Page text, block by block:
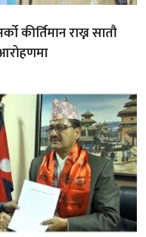
कीर्तिमान राख्न सातौ